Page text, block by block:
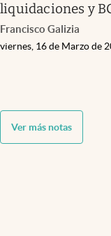
liquidaciones y
Francisco Galizia
viernes, 16 de Marzo de
Ver más notas